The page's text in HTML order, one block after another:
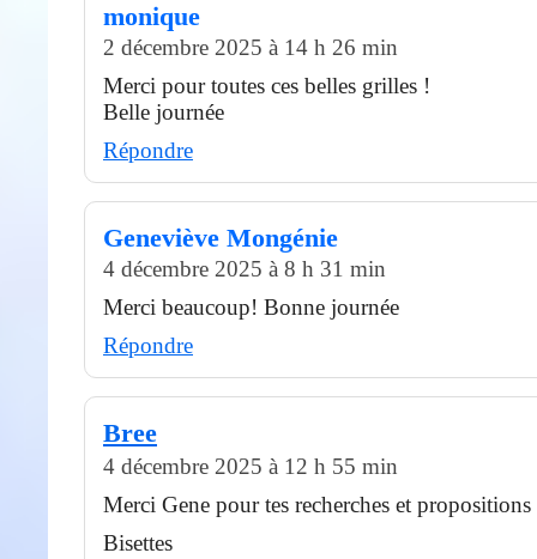
monique
2 décembre 2025 à 14 h 26 min
Merci pour toutes ces belles grilles !
Belle journée
Répondre
Geneviève Mongénie
4 décembre 2025 à 8 h 31 min
Merci beaucoup! Bonne journée
Répondre
Bree
4 décembre 2025 à 12 h 55 min
Merci Gene pour tes recherches et propositions
Bisettes